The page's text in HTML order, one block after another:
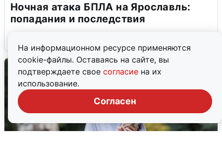
На информационном ресурсе применяются
cookie-файлы. Оставаясь на сайте, вы
подтверждаете свое согласие на их
использование.
Согласен
Ночная атака БПЛА на Ярославль:
попадания и последствия